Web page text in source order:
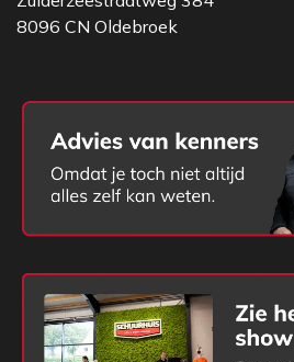
Vangmuil achterop
LED werklamp op hefarm
Standaard "on board"
Accu
Rijaandrijving
Werkhydrauliek
Bedrijfsgewicht1
Hefkracht
Kiplast2
8096 CN Oldebroek